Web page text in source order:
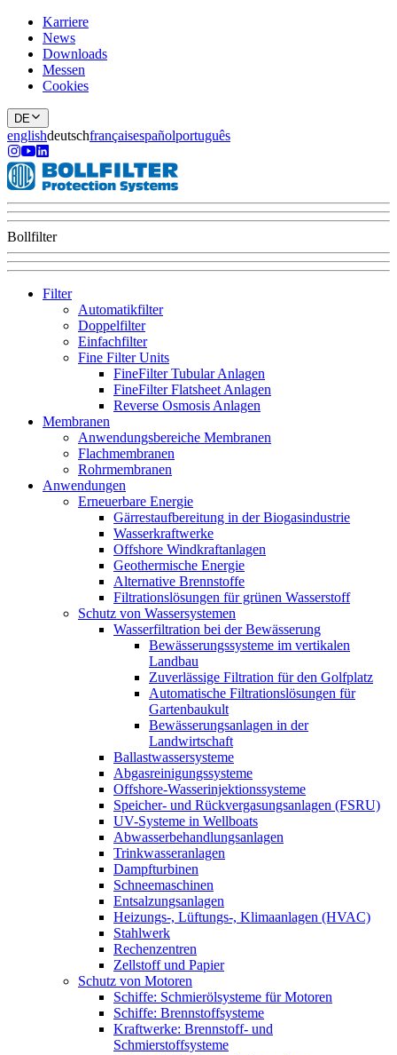
Karriere
News
Downloads
Messen
Cookies
DE
englishdeutschfrançaisespañolportuguês
Bollfilter
Filter
Automatikfilter
Doppelfilter
Einfachfilter
Fine Filter Units
FineFilter Tubular Anlagen
FineFilter Flatsheet Anlagen
Reverse Osmosis Anlagen
Membranen
Anwendungsbereiche Membranen
Flachmembranen
Rohrmembranen
Anwendungen
Erneuerbare Energie
Gärrestaufbereitung in der Biogasindustrie
Wasserkraftwerke
Offshore Windkraftanlagen
Geothermische Energie
Alternative Brennstoffe
Filtrationslösungen für grünen Wasserstoff
Schutz von Wassersystemen
Wasserfiltration bei der Bewässerung
Bewässerungssysteme im vertikalen
Landbau
Zuverlässige Filtration für den Golfplatz
Automatische Filtrationslösungen für
Gartenbaukult
Bewässerungsanlagen in der
Landwirtschaft
Ballastwassersysteme
Abgasreinigungssysteme
Offshore-Wasserinjektionssysteme
Speicher- und Rückvergasungsanlagen (FSRU)
UV-Systeme in Wellboats
Abwasserbehandlungsanlagen
Trinkwasseranlagen
Dampfturbinen
Schneemaschinen
Entsalzungsanlagen
Heizungs-, Lüftungs-, Klimaanlagen (HVAC)
Stahlwerk
Rechenzentren
Zellstoff und Papier
Schutz von Motoren
Schiffe: Schmierölsysteme für Motoren
Schiffe: Brennstoffsysteme
Kraftwerke: Brennstoff- und
Schmierstoffsysteme